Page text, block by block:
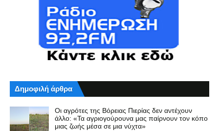
Δημοφιλή άρθρα
Οι αγρότες της Βόρειας Πιερίας δεν αντέχουν
άλλο: «Τα αγριογούρουνα μας παίρνουν τον κόπο
μιας ζωής μέσα σε μια νύχτα»